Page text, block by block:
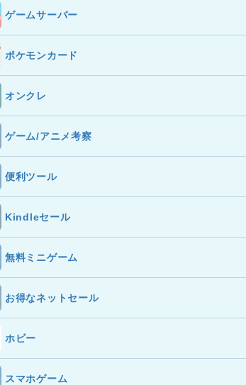
ゲームサーバー
ポケモンカード
オンクレ
ゲーム/アニメ考察
便利ツール
Kindleセール
無料ミニゲーム
お得なネットセール
ホビー
スマホゲーム